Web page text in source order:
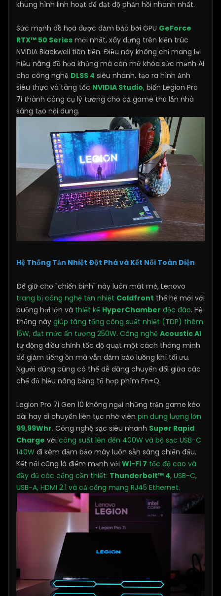
khung hình linh hoạt để đạt độ phản hồi nhanh nhất.
Sức mạnh đồ họa được đảm bảo bởi GPU GeForce
RTX™ 50 Series mới nhất, xây dựng trên kiến trúc
NVIDIA Blackwell tiên tiến. Điều này không chỉ mang lại
hiệu năng đồ họa khủng mà còn mở khóa sức mạnh AI
cho công nghệ DLSS 4 siêu nhanh, tạo ra hình ảnh
siêu thực và tăng tốc NVIDIA Studio, biến Legion Pro
7i thành công cụ lý tưởng cho cả game thủ lẫn nhà
sáng tạo nội dung.
Hệ Thống Tản Nhiệt Đột Phá và Kết Nối Toàn Diện
Để giữ cho "chiến binh" này luôn mát mẻ, Lenovo
trang bị công nghệ tản nhiệt Coldfront thế hệ mới với
buồng hơi lớn và thiết kế HyperChamber độc đáo. Hệ
thống này giúp tăng tổng công suất nhiệt (TDP) thêm
15W, đạt mức ấn tượng 250W. Công nghệ Acoustic AI
tự động điều chỉnh tốc độ quạt một cách thông minh
để giảm tiếng ồn mà vẫn đảm bảo luồng khí tối ưu.
Người dùng cũng có thể dễ dàng chuyển đổi giữa các
chế độ hiệu năng bằng tổ hợp phím Fn+Q.
Legion Pro 7i Gen 10 không ngại những trận game kéo
dài hay di chuyển liên tục nhờ viên pin dung lượng lớn
99,99Whr. Công nghệ sạc siêu nhanh Super Rapid
Charge với công suất lên đến 400W và bộ sạc USB-C
140W đi kèm đảm bảo máy luôn sẵn sàng chiến đấu.
Kết nối cũng là điểm mạnh với Wi-Fi 7 tốc độ cao và
đầy đủ các cổng cần thiết: Thunderbolt™ 4, USB-C,
USB-A, HDMI 2.1 và cả cổng mạng RJ45 Ethernet.